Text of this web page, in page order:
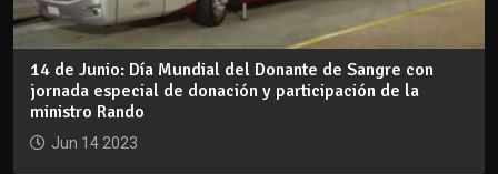
14 de Junio: Día Mundial del Donante de Sangre con
jornada especial de donación y participación de la
ministro Rando
Jun 14 2023